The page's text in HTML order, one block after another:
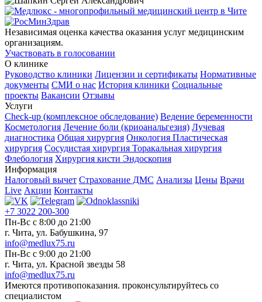
Независимая оценка качества оказания услуг медицинским
организациям.
Участвовать в голосовании
О клинике
Руководство клиники Лицензии и сертификаты Нормативные
документы СМИ о нас История клиники Социальные
проекты Вакансии Отзывы
Услуги
Check-up (комплексное обследование) Ведение беременности
Косметология Лечение боли (криоанальгезия) Лучевая
диагностика Общая хирургия Онкология Пластическая
хирургия Сосудистая хирургия Торакальная хирургия
Флебология Хирургия кисти Эндоскопия
Информация
Налоговый вычет Страхование ДМС Анализы Цены Врачи
Live Акции Контакты
+7 3022 200-300
Пн-Вс с 8:00 до 21:00
г. Чита, ул. Бабушкина, 97
info@medlux75.ru
Пн-Вс с 9:00 до 21:00
г. Чита, ул. Красной звезды 58
info@medlux75.ru
Имеются противопоказания. проконсультируйтесь со
специалистом